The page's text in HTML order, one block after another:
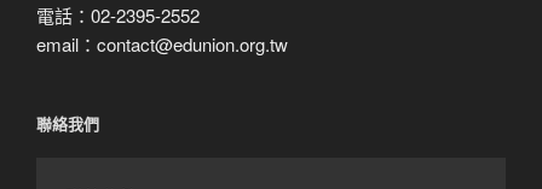
電話：02-2395-2552
email：contact@edunion.org.tw
聯絡我們